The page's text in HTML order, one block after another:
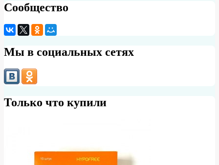
Сообщество
Мы в социальных сетях
Только что купили